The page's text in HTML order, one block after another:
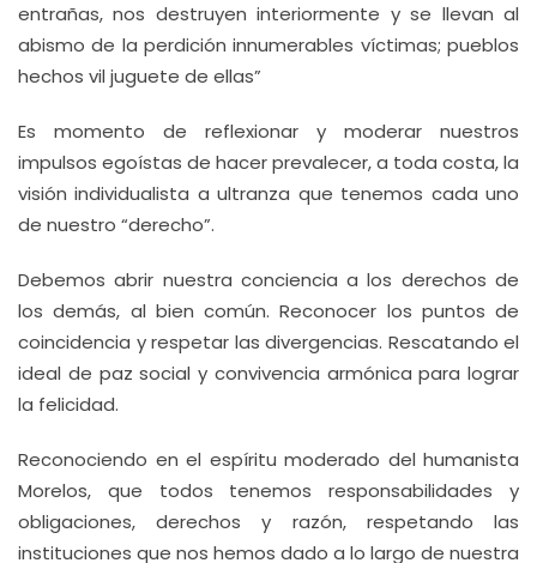
entrañas, nos destruyen interiormente y se llevan al
abismo de la perdición innumerables víctimas; pueblos
hechos vil juguete de ellas”
Es momento de reflexionar y moderar nuestros
impulsos egoístas de hacer prevalecer, a toda costa, la
visión individualista a ultranza que tenemos cada uno
de nuestro “derecho”.
Debemos abrir nuestra conciencia a los derechos de
los demás, al bien común. Reconocer los puntos de
coincidencia y respetar las divergencias. Rescatando el
ideal de paz social y convivencia armónica para lograr
la felicidad.
Reconociendo en el espíritu moderado del humanista
Morelos, que todos tenemos responsabilidades y
obligaciones, derechos y razón, respetando las
instituciones que nos hemos dado a lo largo de nuestra